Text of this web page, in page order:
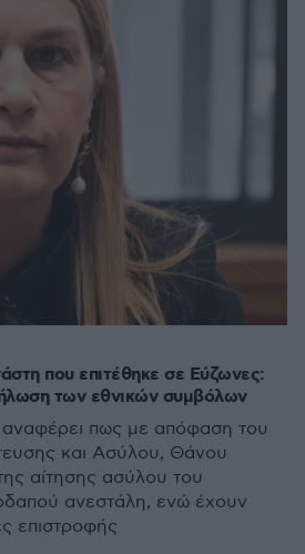
που επιτέθηκε σε Εύζωνες:
των εθνικών συμβόλων
πως με απόφαση του
και Ασύλου, Θάνου
αίτησης ασύλου του
ανεστάλη, ενώ έχουν
επιστροφής